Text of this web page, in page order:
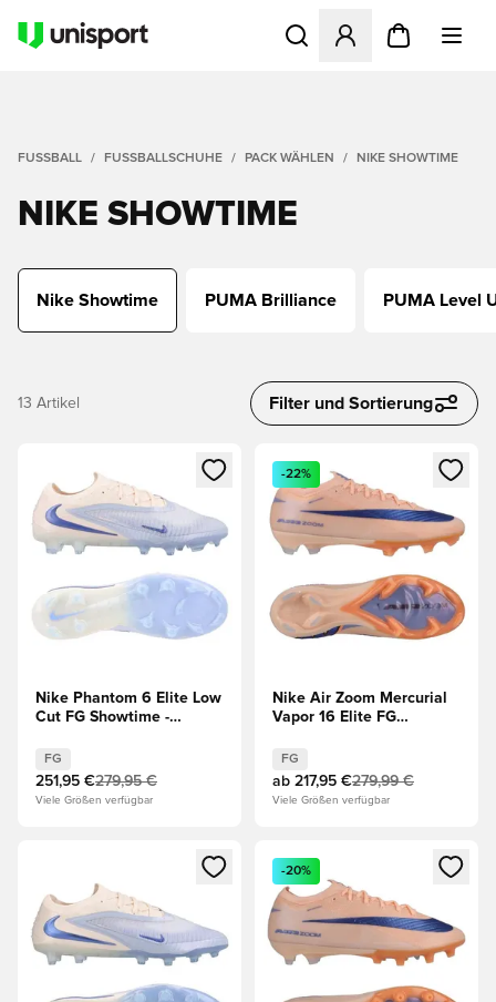
Öffnet ein neues Fenster
FUSSBALL FUSSBALLSCHUHE PACK WÄHLEN NIKE SHOWTIME
NIKE SHOWTIME
Nike Showtime PUMA Brilliance PUMA Level
13 Artikel Filter und Sortierung
Öffnet ein neues Fenster zum Anmelden oder Registrieren
Nike Phantom 6 Elite Low
Cut FG Showtime -
FG
251,95 €279,95 €
Viele Größen verfügbar
Öffnet ein neues Fenster
-22%
Nike Air Zoom Mercurial
Vapor 16 Elite FG
FG
ab 217,95 €279,99 €
Viele Größen verfügbar
Öffnet ein neues Fenster zum Anmelden oder Registrieren
Öffnet ein neues Fenster
-20%